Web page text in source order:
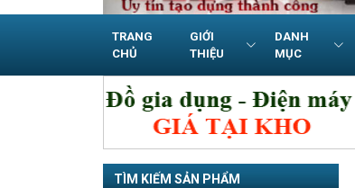
TRANG
CHỦ
GIỚI
THIỆU
DANH
MỤC
TÌM KIẾM SẢN PHẨM